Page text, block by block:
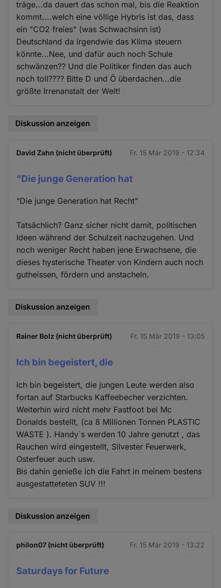
träge...da dauert das schon mal, bis die Reaktion
kommt....welch eine völlige Hybris ist das, dass
ein "CO2 freies" (was Schwachsinn ist)
Deutschland da irgendwie das Klima steuern
könnte...Nee, und dafür auch noch Schule
schwänzen?? Und die Politiker finden das auch
noch toll???? Bitte D und Ö überdachen...die
größte Irrenanstalt der Welt!
Diskussion anzeigen
David Zahn (nicht überprüft) Fr. 15 Mär 2019 - 12:34
"Die junge Generation hat
"Die junge Generation hat Recht"
Tatsächlich? Ganz sicher nicht damit, politischen
Ideen während der Schulzeit nachzugehen. Und
noch weniger Recht haben jene Erwachsene, die
dieses hysterische Theater von Kindern auch noch
gutheissen, fördern und anstacheln.
Diskussion anzeigen
Rainer Bolz (nicht überprüft) Fr. 15 Mär 2019 - 13:05
Ich bin begeistert, die
Ich bin begeistert, die jungen Leute werden also
fortan auf Starbucks Kaffeebecher verzichten.
Weiterhin wird nicht mehr Fastfoot bei Mc
Donalds bestellt, (ca 8 Millionen Tonnen PLASTIC
WASTE ). Handy´s werden 10 Jahre genutzt , das
Rauchen wird eingestellt, Silvester Feuerwerk,
Osterfeuer auch usw.
Bis dahin genieße ich die Fahrt in meinem bestens
ausgestatteteten SUV !!!
Diskussion anzeigen
philon07 (nicht überprüft) Fr. 15 Mär 2019 - 13:22
Saturdays for Future